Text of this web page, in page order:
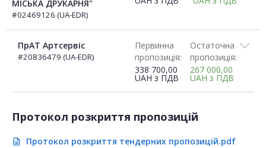
МІСЬКА ДРУКАРНЯ"
#02469126 (UA-EDR)
ПрАТ Артсервіс
#20836479 (UA-EDR)
Первинна
пропозиція:
338 700,00
UAH з ПДВ
Остаточна
пропозиція:
267 000,00
UAH з ПДВ
Протокол розкриття пропозицій
description Протокол розкриття тендерних пропозицій.pdf